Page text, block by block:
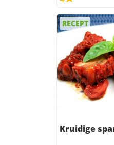
RECEPT
Kruidige